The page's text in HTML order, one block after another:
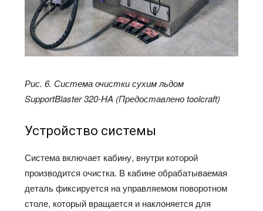
Рис. 6. Система очистки сухим льдом
SupportBlaster 320-HA (Предоставлено toolcraft)
Устройство системы
Система включает кабину, внутри которой
производится очистка. В кабине обрабатываемая
деталь фиксируется на управляемом поворотном
столе, который вращается и наклоняется для